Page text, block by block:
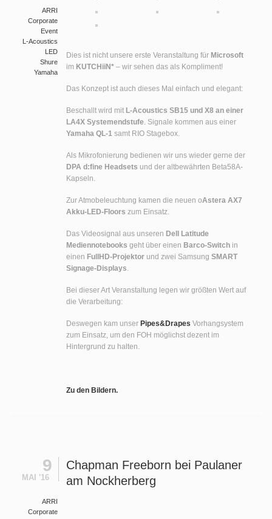
ARRI
Corporate
Event
L-Acoustics
LED
Shure
Yamaha
Dies ist nicht unsere erste Veranstaltung für Microsoft
im KUTCHiiN* – wir sehen das als Kompliment!
Das Konzept ist auch dieses Mal einfach und elegant:
Beschallt wird mit L-Acoustics SB15 und X8 an einer
LA4X Systemendstufe. Signale kommen aus einer
Yamaha QL-1 samt RIO Stagebox.
Als Mikrofonierung bedienen wir uns wieder gerne der
DPA d:fine Headsets und der altbewährten Beta58A-
Kapseln.
Zur Atmobeleuchtung kamen die neuen oAstera AX7
Akku-LED-Floors zum Einsatz.
Das Videosignal aus unseren Dell Latitude
Mediennotebooks geht über einen Barco-Switch in
einen FullHD-Projektor und zwei SamsungSMART
Signage-Displays.
Bei dieser Art Veranstaltung legen wir größten Wert auf
die Verarbeitung:
Deswegen kam unser Pipes&Drapes Vorhangsystem
zum Einsatz, um den FOH möglichst dezent im
Hintergrund zu halten.
Zu den Bildern.
9
MAI '16
ARRI
Corporate
Chapman Freeborn bei Paulaner
am Nockherberg